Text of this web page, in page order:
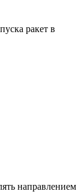
ракет в
направлением